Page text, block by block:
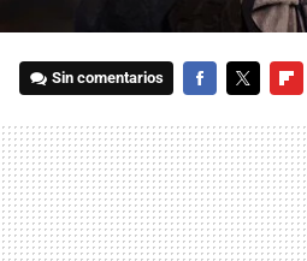
Sin comentarios